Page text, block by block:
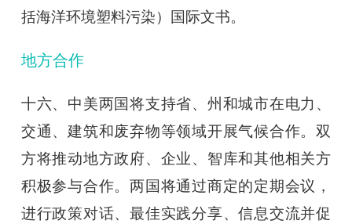
括海洋环境塑料污染）国际文书。
地方合作
十六、中美两国将支持省、州和城市在电力、
交通、建筑和废弃物等领域开展气候合作。双
方将推动地方政府、企业、智库和其他相关方
积极参与合作。两国将通过商定的定期会议，
进行政策对话、最佳实践分享、信息交流并促